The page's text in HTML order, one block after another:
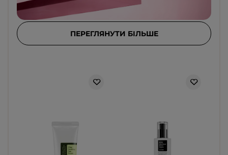
ПЕРЕГЛЯНУТИ БІЛЬШЕ